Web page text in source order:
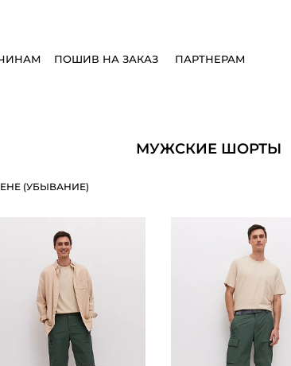
ПОШИВ НА ЗАКАЗ ПАРТНЕРАМ
МУЖСКИЕ ШОРТЫ
(УБЫВАНИЕ)